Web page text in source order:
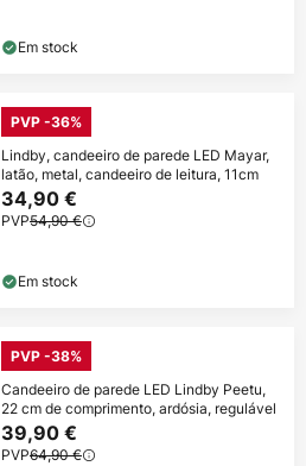
Em stock
PVP -36%
Lindby, candeeiro de parede LED Mayar,
latão, metal, candeeiro de leitura, 11cm
34,90 €
PVP54,90 €
Em stock
PVP -38%
Candeeiro de parede LED Lindby Peetu,
22 cm de comprimento, ardósia, regulável
39,90 €
PVP64,90 €